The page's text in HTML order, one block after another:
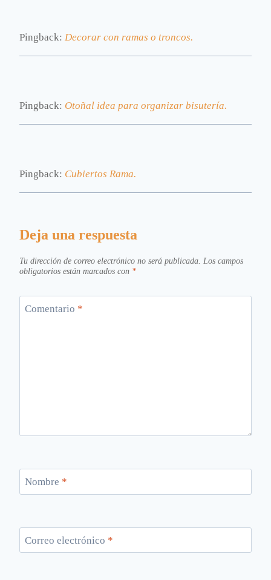
Pingback: Decorar con ramas o troncos.
Pingback: Otoñal idea para organizar bisutería.
Pingback: Cubiertos Rama.
Deja una respuesta
Tu dirección de correo electrónico no será publicada. Los campos
obligatorios están marcados con *
Comentario *
Nombre *
Correo electrónico *